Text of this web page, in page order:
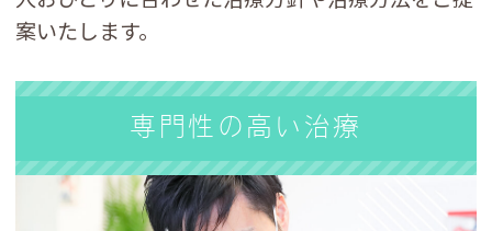
案いたします。
専門性の高い治療